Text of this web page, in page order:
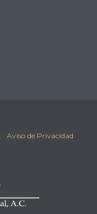
· Aviso de Privacidad